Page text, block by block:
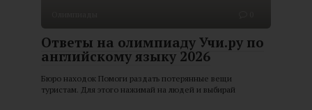
Ответы на олимпиаду Учи.ру по
английскому языку 2026
Бюро находок Помоги раздать потерянные вещи
туристам. Для этого нажимай на людей и выбирай